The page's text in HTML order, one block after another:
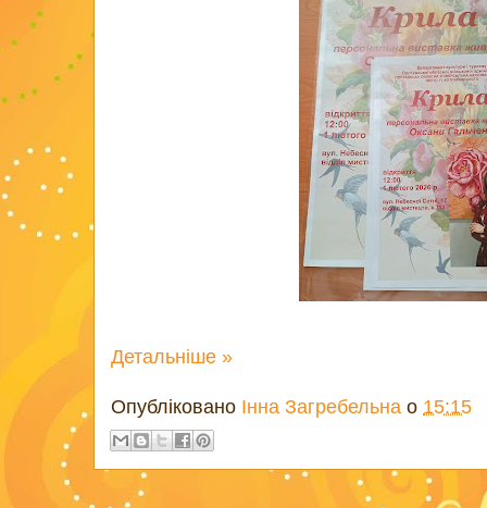
Детальніше »
Опубліковано Інна Загребельна о 15:15